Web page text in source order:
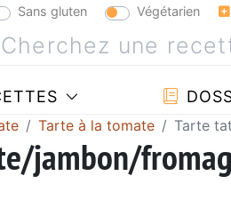
Sans gluten Végétarien
Tarte à la tomate Tarte
jambon/